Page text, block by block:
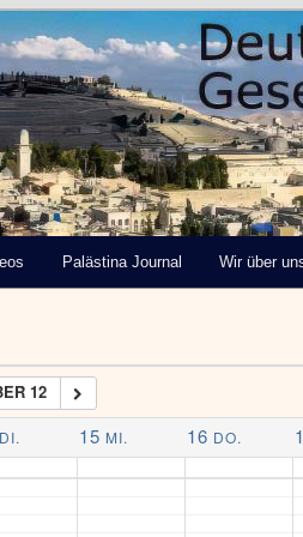
Palästina Journal Wir über
12
DI. 15 MI. 16 DO.